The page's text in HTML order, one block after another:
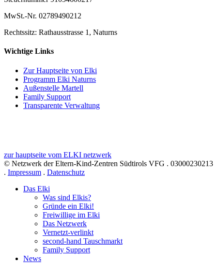
MwSt.-Nr. 02789490212
Rechtssitz: Rathausstrasse 1, Naturns
Wichtige Links
Zur Hauptseite von Elki
Programm Elki Naturns
Außenstelle Martell
Family Support
Transparente Verwaltung
zur hauptseite vom ELKI netzwerk
© Netzwerk der Eltern-Kind-Zentren Südtirols VFG . 03000230213
. Impressum . Datenschutz
Das Elki
Was sind Elkis?
Gründe ein Elki!
Freiwillige im Elki
Das Netzwerk
Vernetzt-verlinkt
second-hand Tauschmarkt
Family Support
News